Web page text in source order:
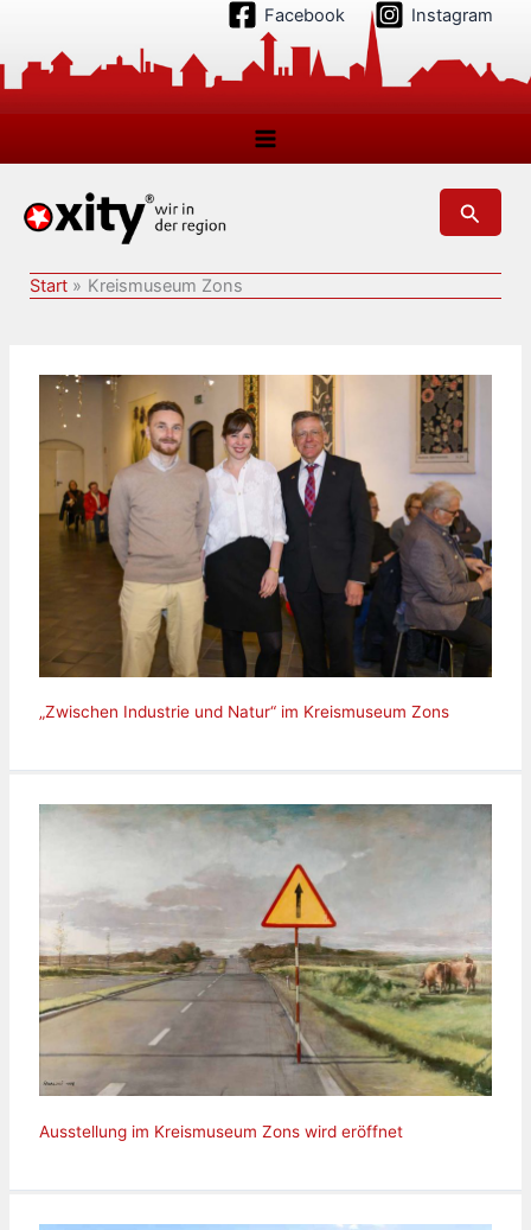
springen
Facebook Instagram
Suchen
Start Kreismuseum Zons
„Zwischen Industrie und Natur“ im Kreismuseum Zons
Ausstellung im Kreismuseum Zons wird eröffnet